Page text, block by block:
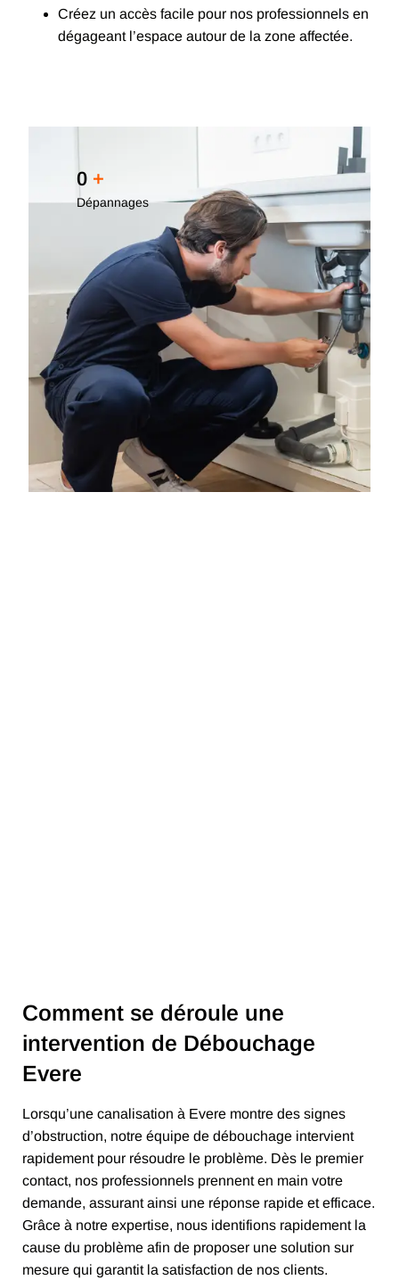
Créez un accès facile pour nos professionnels en
dégageant l’espace autour de la zone affectée.
0 +
Dépannages
Comment se déroule une
intervention de Débouchage
Evere
Lorsqu’une canalisation à Evere montre des signes
d’obstruction, notre équipe de débouchage intervient
rapidement pour résoudre le problème. Dès le premier
contact, nos professionnels prennent en main votre
demande, assurant ainsi une réponse rapide et efficace.
Grâce à notre expertise, nous identifions rapidement la
cause du problème afin de proposer une solution sur
mesure qui garantit la satisfaction de nos clients.